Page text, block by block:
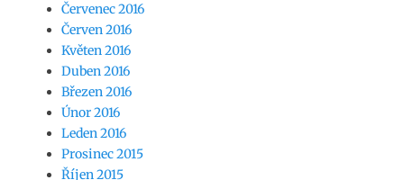
Červenec 2016
Červen 2016
Květen 2016
Duben 2016
Březen 2016
Únor 2016
Leden 2016
Prosinec 2015
Říjen 2015